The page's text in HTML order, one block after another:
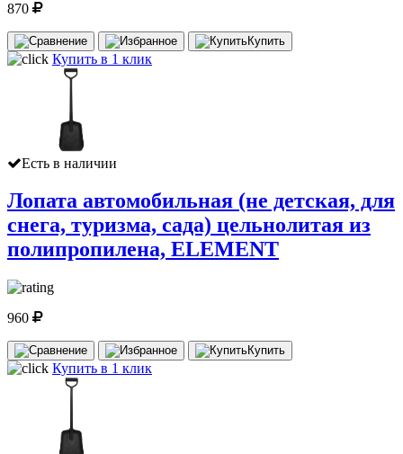
870
Купить
Купить в 1 клик
Есть в наличии
Лопата автомобильная (не детская, для
снега, туризма, сада) цельнолитая из
полипропилена, ELEMENT
960
Купить
Купить в 1 клик